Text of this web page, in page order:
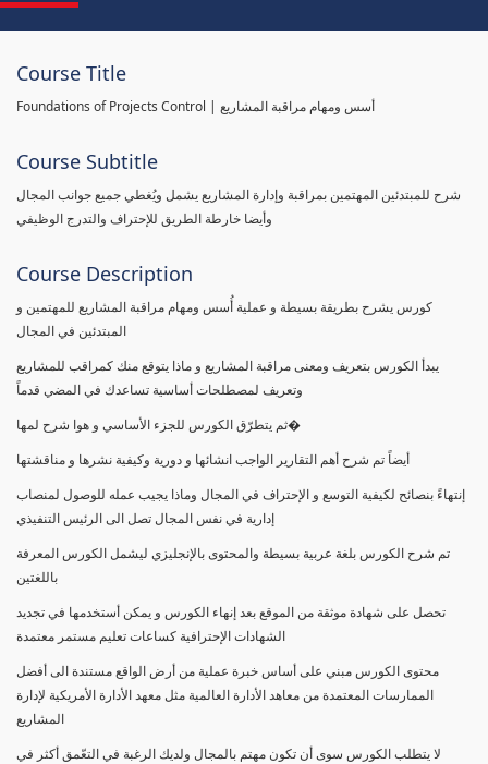
Course Title
Foundations of Projects Control | أسس ومهام مراقبة المشاريع
Course Subtitle
شرح للمبتدئين المهتمين بمراقبة وإدارة المشاريع يشمل ويُغطي جميع جوانب المجال
وأيضا خارطة الطريق للإحتراف والتدرج الوظيفي
Course Description
كورس يشرح بطريقة بسيطة و عملية أُسس ومهام مراقبة المشاريع للمهتمين و
المبتدئين في المجال
يبدأ الكورس بتعريف ومعنى مراقبة المشاريع و ماذا يتوقع منك كمراقب للمشاريع
وتعريف لمصطلحات أساسية تساعدك في المضي قدماً
ثم يتطرّق الكورس للجزء الأساسي و هوا شرح لمها�
أيضاً تم شرح أهم التقارير الواجب انشائها و دورية وكيفية نشرها و مناقشتها
إنتهاءً بنصائح لكيفية التوسع و الإحتراف في المجال وماذا يجيب عمله للوصول لمنصاب
إدارية في نفس المجال تصل الى الرئيس التنفيذي
تم شرح الكورس بلغة عربية بسيطة والمحتوى بالإنجليزي ليشمل الكورس المعرفة
باللغتين
تحصل على شهادة موثقة من الموقع بعد إنهاء الكورس و يمكن أستخدمها في تجديد
الشهادات الإحترافية كساعات تعليم مستمر معتمدة
محتوى الكورس مبني على أساس خبرة عملية من أرض الواقع مستندة الى أفضل
الممارسات المعتمدة من معاهد الأدارة العالمية مثل معهد الأدارة الأمريكية لإدارة
المشاريع
لا يتطلب الكورس سوى أن تكون مهتم بالمجال ولديك الرغبة في التعّمق أكثر في